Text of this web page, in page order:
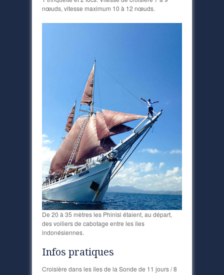
nœuds, vitesse maximum 10 à 12 nœuds.
De 20 à 35 mètres les Phinisi étaient, au départ,
des voiliers de cabotage entre les îles
indonésiennes.
Infos pratiques
Croisière dans les îles de la Sonde de 11 jours / 8